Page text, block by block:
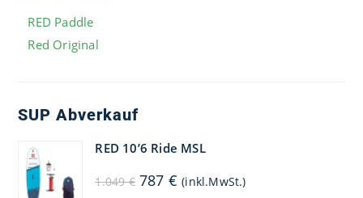
RED Paddle
Red Original
SUP Abverkauf
RED 10’6 Ride MSL
1.049€ Ursprünglicher
Preis
787 € Aktueller
Preis
(inkl.MwSt.)